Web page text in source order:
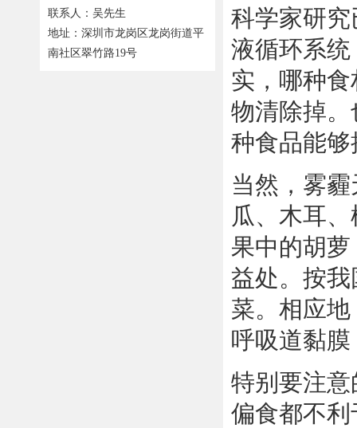
联系人：吴先生
地址：深圳市龙岗区龙岗街道平
南社区翠竹路19号
科学家研
液循环系
实，哪种
物清除掉
种食品能
当然，雾
瓜、木耳
果中的胡
益处。按
菜。相应
呼吸道黏
特别要注
偏食都不